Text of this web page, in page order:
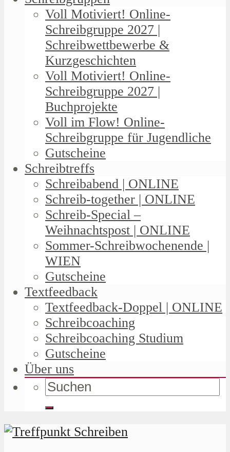
Voll Motiviert! Online-
Schreibgruppe 2027 |
Schreibwettbewerbe &
Kurzgeschichten
Voll Motiviert! Online-
Schreibgruppe 2027 |
Buchprojekte
Voll im Flow! Online-
Schreibgruppe für Jugendliche
Gutscheine
Schreibtreffs
Schreibabend | ONLINE
Schreib-together | ONLINE
Schreib-Special –
Weihnachtspost | ONLINE
Sommer-Schreibwochenende |
WIEN
Gutscheine
Textfeedback
Textfeedback-Doppel | ONLINE
Schreibcoaching
Schreibcoaching Studium
Gutscheine
Über uns